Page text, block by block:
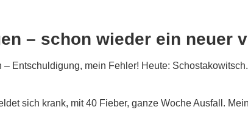
– schon wieder ein neuer
– Entschuldigung, mein Fehler! Heute:
sich krank, mit 40 Fieber, ganze Woche Ausfall.